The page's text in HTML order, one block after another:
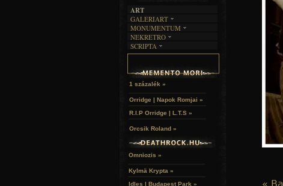
ART
GALERIART
ARTGALERI
KÉPREGÉNYEK
LAKÁSKULTS
MONUMENTUM
TEMETŐK
TEMPLOMOK
HELYEK
NEKRETRO
SZUBKULT
RELIKVIÁK
SCRIPTA
NOVELLÁK
HALÁLTÁNC
1 százalék »
Orridge | Napok Romjai »
R.I.P Orridge | L.T.S »
Orcsik Roland »
Omniozis »
Kylmä Krypta »
Idles | Budapest Park »